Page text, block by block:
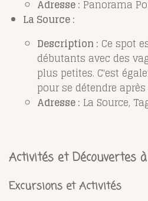
Adresse : Panorama
La Source :
Description : Ce spot
débutants avec des
plus petites. C'est
pour se détendre
Adresse : La Source,
Activités et Découvertes
Excursions et Activités